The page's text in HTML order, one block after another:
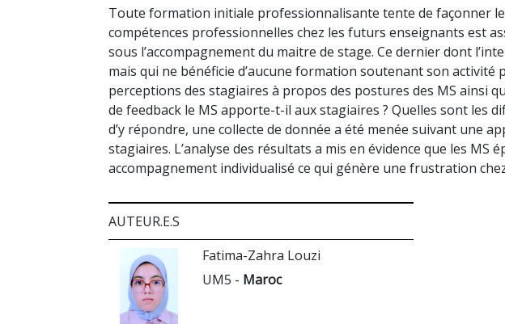
Toute formation initiale professionnalisante tente de façonner
compétences professionnelles chez les futurs enseignants est
sous l’accompagnement du maitre de stage. Ce dernier dont
mais qui ne bénéficie d’aucune formation soutenant son
perceptions des stagiaires à propos des postures des MS ainsi
de feedback le MS apporte-t-il aux stagiaires ? Quelles sont les
d’y répondre, une collecte de donnée a été menée suivant une
stagiaires. L’analyse des résultats a mis en évidence que les
accompagnement individualisé ce qui génère une frustration
AUTEUR.E.S
Fatima-Zahra Louzi
UM5 - Maroc